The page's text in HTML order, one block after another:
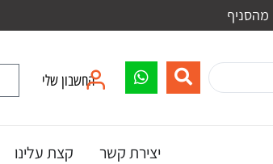
החשבון שלי
יצירת קשר קצת עלינו